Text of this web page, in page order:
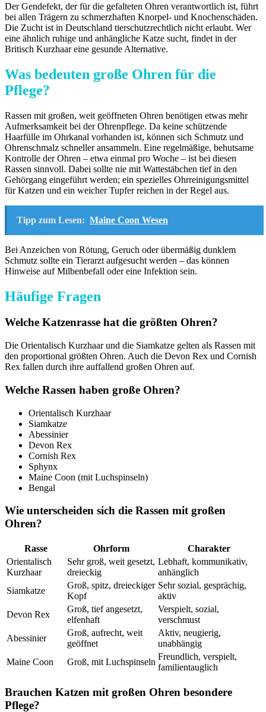
Der Gendefekt, der für die gefalteten Ohren verantwortlich ist, führt
bei allen Trägern zu schmerzhaften Knorpel- und Knochenschäden.
Die Zucht ist in Deutschland tierschutzrechtlich nicht erlaubt. Wer
eine ähnlich ruhige und anhängliche Katze sucht, findet in der
Britisch Kurzhaar eine gesunde Alternative.
Was bedeuten große Ohren für die
Pflege?
Rassen mit großen, weit geöffneten Ohren benötigen etwas mehr
Aufmerksamkeit bei der Ohrenpflege. Da keine schützende
Haarfülle im Ohrkanal vorhanden ist, können sich Schmutz und
Ohrenschmalz schneller ansammeln. Eine regelmäßige, behutsame
Kontrolle der Ohren – etwa einmal pro Woche – ist bei diesen
Rassen sinnvoll. Dabei sollte nie mit Wattestäbchen tief in den
Gehörgang eingeführt werden; ein spezielles Ohrreinigungsmittel
für Katzen und ein weicher Tupfer reichen in der Regel aus.
Tipp zum Lesen: Maine Coon Wesen
Bei Anzeichen von Rötung, Geruch oder übermäßig dunklem
Schmutz sollte ein Tierarzt aufgesucht werden – das können
Hinweise auf Milbenbefall oder eine Infektion sein.
Häufige Fragen
Welche Katzenrasse hat die größten Ohren?
Die Orientalisch Kurzhaar und die Siamkatze gelten als Rassen mit
den proportional größten Ohren. Auch die Devon Rex und Cornish
Rex fallen durch ihre auffallend großen Ohren auf.
Welche Rassen haben große Ohren?
Orientalisch Kurzhaar
Siamkatze
Abessinier
Devon Rex
Cornish Rex
Sphynx
Maine Coon (mit Luchspinseln)
Bengal
Wie unterscheiden sich die Rassen mit großen
Ohren?
Rasse Ohrform
Charakter
Orientalisch
Kurzhaar
Sehr groß, weit gesetzt,
dreieckig
Lebhaft, kommunikativ,
anhänglich
Siamkatze
Groß, spitz, dreieckiger
Kopf
Sehr sozial, gesprächig,
aktiv
Devon Rex
Groß, tief angesetzt,
elfenhaft
Verspielt, sozial,
verschmust
Abessinier
Groß, aufrecht, weit
geöffnet
Aktiv, neugierig,
unabhängig
Maine Coon
Groß, mit Luchspinseln
Freundlich, verspielt,
familientauglich
Brauchen Katzen mit großen Ohren besondere
Pflege?